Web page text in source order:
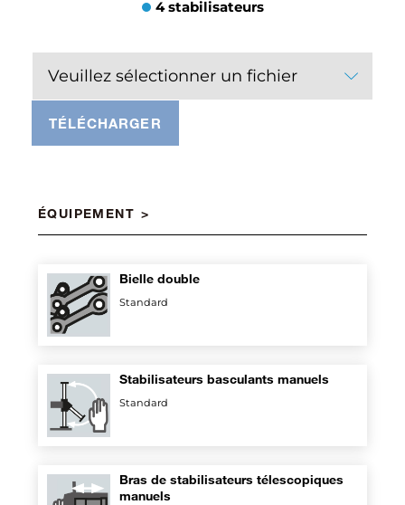
4 stabilisateurs
Veuillez sélectionner un fichier
TÉLÉCHARGER
ÉQUIPEMENT
Bielle double
Standard
Stabilisateurs basculants manuels
Standard
Bras de stabilisateurs télescopiques
manuels